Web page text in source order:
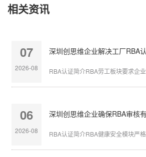
相关资讯
07
2026-08 RBA认证简介RBA劳工板块要求企
06
2026-08
深圳创思维企业确保RBA审核
RBA认证简介RBA健康安全模块严